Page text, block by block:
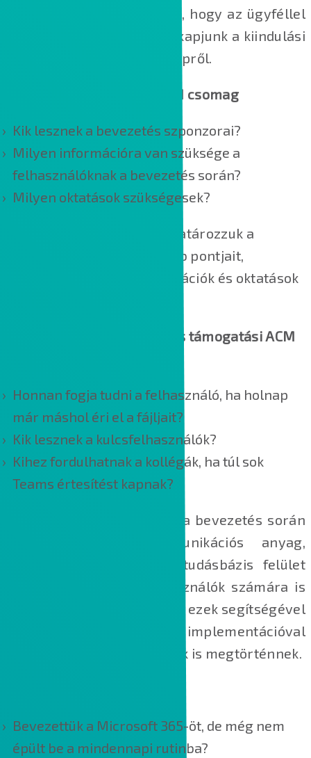
munkavégzésük során. Cél, hogy az ügyféllel
közösen egy átfogó képet kapjunk a kiindulási
pontról és a vágyott jövőképről.
2. Bevezetés tervezési ACM csomag
Kik lesznek a bevezetés szponzorai?
Milyen információra van szüksége a
felhasználóknak a bevezetés során?
Milyen oktatások szükségesek?
A tervezési fázisban meghatározzuk a
változásmenedzsment főbb pontjait,
megtervezzük a kommunikációk és oktatások
3. Bevezetés előkészítési és támogatási ACM
Honnan fogja tudni a felhasználó, ha holnap
már máshol éri el a fájljait?
Kik lesznek a kulcsfelhasználók?
Kihez fordulhatnak a kollégák, ha túl sok
Teams értesítést kapnak?
Az előkészítés célja, hogy a bevezetés során
használt összes kommunikációs anyag,
felhasználói leírás és a tudásbázis felület
elkészüljön, hogy a felhasználók számára is
érzékelhető bevezetés már ezek segítségével
tudjon elindulni. Az implementációval
párhuzamosan az oktatások is megtörténnek.
Bevezettük a Microsoft 365-öt, de még nem
épült be a mindennapi rutinba?